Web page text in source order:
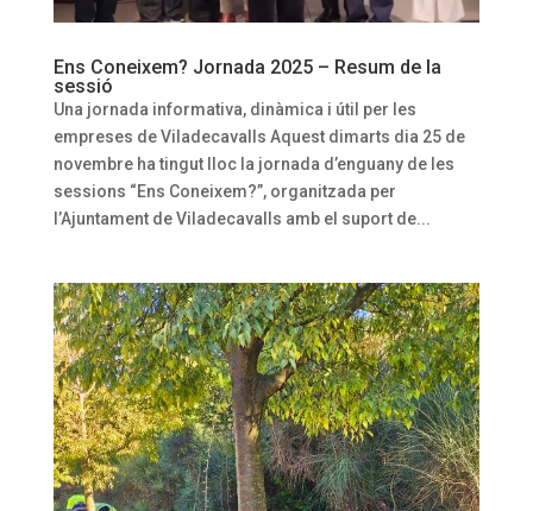
Ens Coneixem? Jornada 2025 – Resum de la
sessió
Una jornada informativa, dinàmica i útil per les
empreses de Viladecavalls Aquest dimarts dia 25 de
novembre ha tingut lloc la jornada d’enguany de les
sessions “Ens Coneixem?”, organitzada per
l’Ajuntament de Viladecavalls amb el suport de...